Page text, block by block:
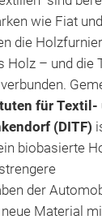
wie Fiat
die
Holz – und die
für Textil-
(DITF)
biobasierte
der
Material